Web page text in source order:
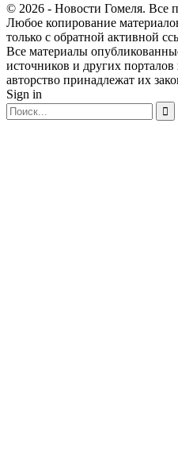
© 2026 - Новости Гомеля. Все
Любое копирование
только с обратной активной
Все материалы
источников и других порталов
авторство принадлежат их
Sign in